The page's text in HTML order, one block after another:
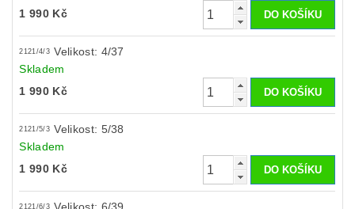
1 990 Kč
2121/4/3 Velikost: 4/37
Skladem
1 990 Kč
2121/5/3 Velikost: 5/38
Skladem
1 990 Kč
2121/6/3 Velikost: 6/39